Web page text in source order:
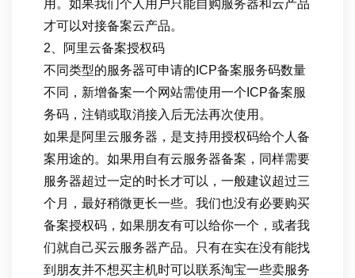
用。如果我们个人用户只能自购服务器和云产品
才可以对接备案云产品。
2、阿里云备案授权码
不同类型的服务器可申请的ICP备案服务码数量
不同，新增备案一个网站需使用一个ICP备案服
务码，注销或取消接入后无法再次使用。
如果是阿里云服务器，是支持用授权码给个人备
案用途的。如果用自有云服务器备案，同样需要
服务器超过一定的时长才可以，一般建议超过三
个月，最好稍微更长一些。我们也没有必要购买
备案授权码，如果朋友有可以给你一个，或者我
们就自己买云服务器产品。只有在实在没有能找
到朋友并不想买主机时可以联系淘宝一些卖服务